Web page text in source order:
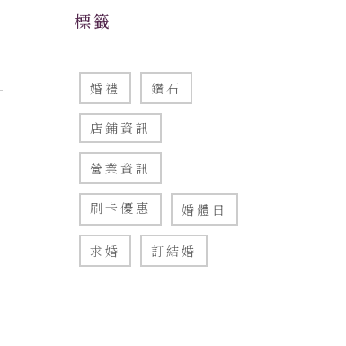
標籤
婚禮 鑽石
店鋪資訊
營業資訊
刷卡優惠 婚體日
求婚 訂結婚